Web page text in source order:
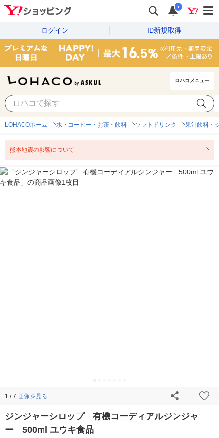
i
ログイン ID新規取得
ロハコメニュー
LOHACOホーム 水・コーヒー・お茶・飲料 ソフトドリンク 果汁飲料・
熊本地震の影響について
1 / 7 画像を見る
ジンジャーシロップ 有機コーディアルジンジャ
ー 500ml ユウキ食品